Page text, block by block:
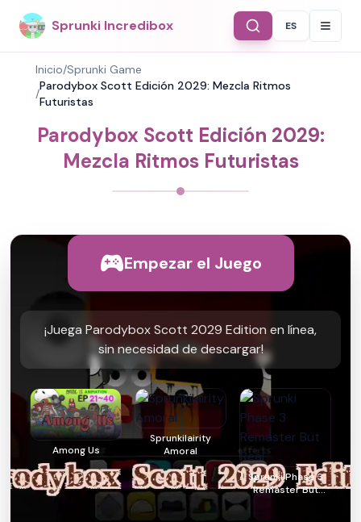
Sprunki Incredibox Select
ES
Inicio/Sprunki Game
/
Parodybox Scott Edición 2029: Mezcla Ritmos
Futuristas
Parodybox Scott Edición 2029:
Mezcla Ritmos Futuristas
Empezar el Juego
¡Juega Parodybox Scott 2029 Edition en línea,
sin necesidad de descargar!
Among Us
Sprunkilairity
Amoral
Sprunki Phase 3
Remaster But